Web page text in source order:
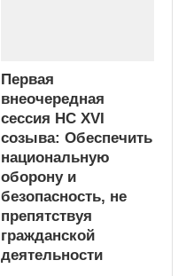
Первая
внеочередная
сессия НС XVI
созыва: Обеспечить
национальную
оборону и
безопасность, не
препятствуя
гражданской
деятельности